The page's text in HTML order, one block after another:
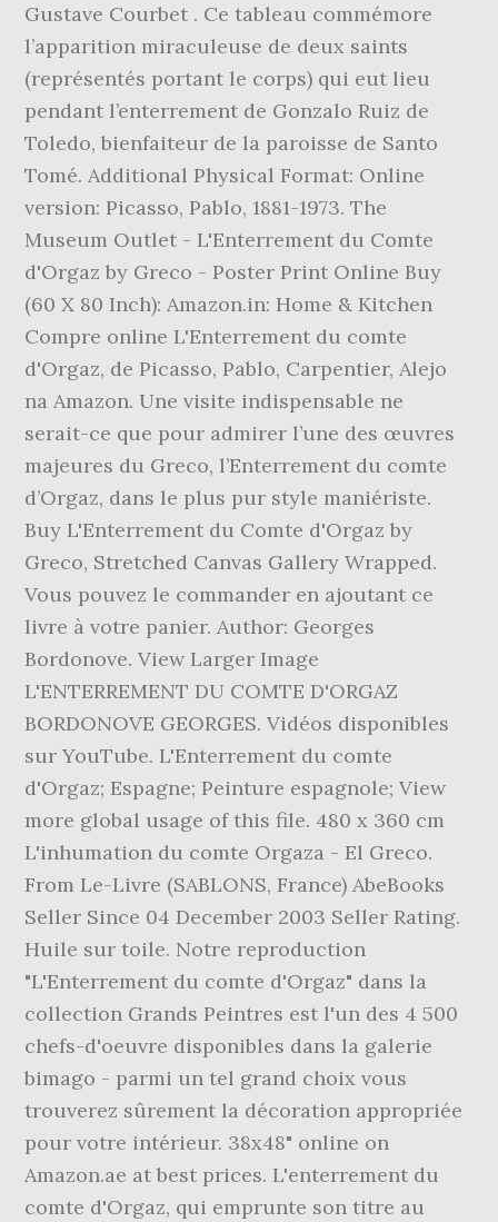
Gustave Courbet . Ce tableau commémore
l’apparition miraculeuse de deux saints
(représentés portant le corps) qui eut lieu
pendant l’enterrement de Gonzalo Ruiz de
Toledo, bienfaiteur de la paroisse de Santo
Tomé. Additional Physical Format: Online
version: Picasso, Pablo, 1881-1973. The
Museum Outlet - L'Enterrement du Comte
d'Orgaz by Greco - Poster Print Online Buy
(60 X 80 Inch): Amazon.in: Home & Kitchen
Compre online L'Enterrement du comte
d'Orgaz, de Picasso, Pablo, Carpentier, Alejo
na Amazon. Une visite indispensable ne
serait-ce que pour admirer l’une des œuvres
majeures du Greco, l’Enterrement du comte
d’Orgaz, dans le plus pur style maniériste.
Buy L'Enterrement du Comte d'Orgaz by
Greco, Stretched Canvas Gallery Wrapped.
Vous pouvez le commander en ajoutant ce
livre à votre panier. Author: Georges
Bordonove. View Larger Image
L'ENTERREMENT DU COMTE D'ORGAZ
BORDONOVE GEORGES. Vidéos disponibles
sur YouTube. L'Enterrement du comte
d'Orgaz; Espagne; Peinture espagnole; View
more global usage of this file. 480 x 360 cm
L'inhumation du comte Orgaza - El Greco.
From Le-Livre (SABLONS, France) AbeBooks
Seller Since 04 December 2003 Seller Rating.
Huile sur toile. Notre reproduction
"L'Enterrement du comte d'Orgaz" dans la
collection Grands Peintres est l'un des 4 500
chefs-d'oeuvre disponibles dans la galerie
bimago - parmi un tel grand choix vous
trouverez sûrement la décoration appropriée
pour votre intérieur. 38x48" online on
Amazon.ae at best prices. L'enterrement du
comte d'Orgaz, qui emprunte son titre au